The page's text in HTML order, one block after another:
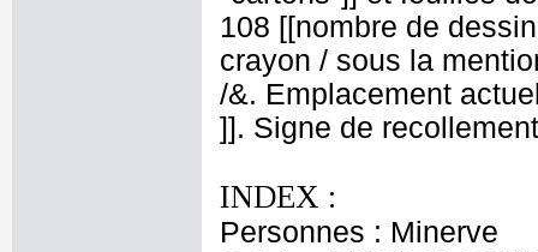
108 [[nombre de
crayon / sous la
/&. Emplacement
]]. Signe de
INDEX :
Personnes : Minerve